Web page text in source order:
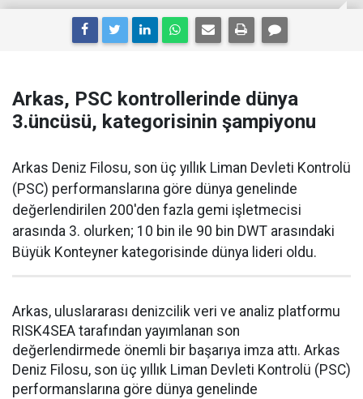
Arkas, PSC kontrollerinde dünya
3.üncüsü, kategorisinin şampiyonu
Arkas Deniz Filosu, son üç yıllık Liman Devleti Kontrolü
(PSC) performanslarına göre dünya genelinde
değerlendirilen 200'den fazla gemi işletmecisi
arasında 3. olurken; 10 bin ile 90 bin DWT arasındaki
Büyük Konteyner kategorisinde dünya lideri oldu.
Arkas, uluslararası denizcilik veri ve analiz platformu
RISK4SEA tarafından yayımlanan son
değerlendirmede önemli bir başarıya imza attı. Arkas
Deniz Filosu, son üç yıllık Liman Devleti Kontrolü (PSC)
performanslarına göre dünya genelinde